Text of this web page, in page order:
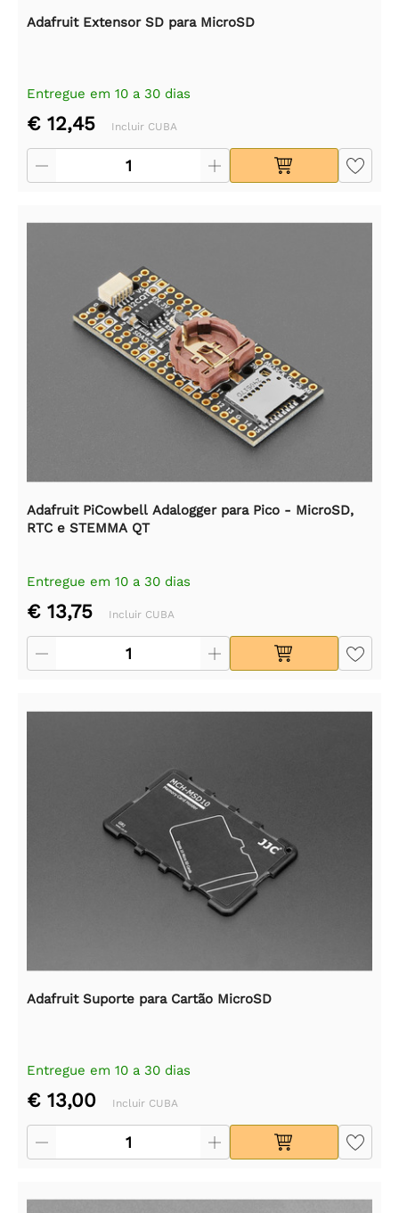
Adafruit Extensor SD para MicroSD
Entregue em 10 a 30 dias
€ 12,45 Incluir CUBA
Adafruit PiCowbell Adalogger para Pico - MicroSD,
RTC e STEMMA QT
Entregue em 10 a 30 dias
€ 13,75 Incluir CUBA
Adafruit Suporte para Cartão MicroSD
Entregue em 10 a 30 dias
€ 13,00 Incluir CUBA